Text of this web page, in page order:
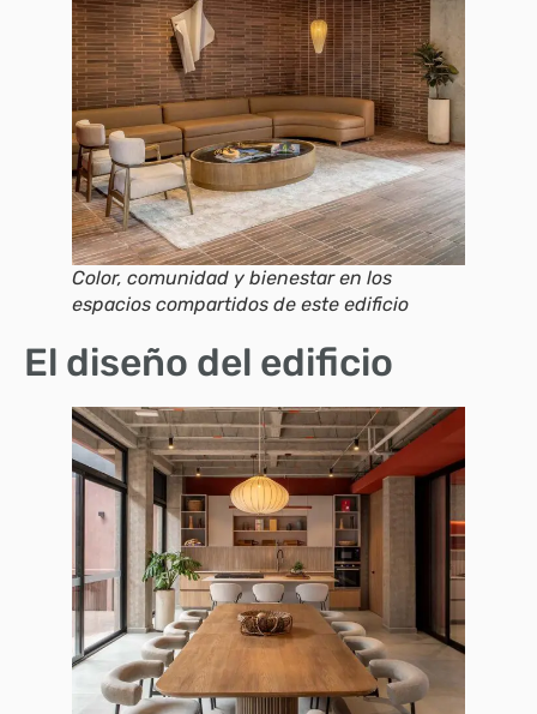
Color, comunidad y bienestar en los
espacios compartidos de este edificio
El diseño del edificio